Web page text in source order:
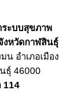
ะบบสุขภาพ
งหวัดกาฬสินธุ์
น อำเภอเมือง
ธุ์ 46000
114